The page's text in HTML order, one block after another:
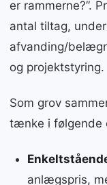
er rammerne?”.
antal tiltag,
afvanding/
og projektstyring.
Som grov
tænke i følgende
anlægspris,